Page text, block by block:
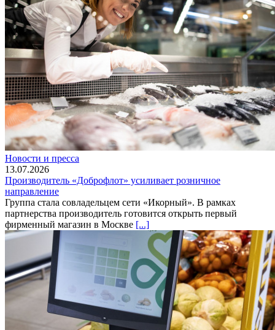
Новости и пресса
13.07.2026
Производитель «Доброфлот» усиливает розничное
направление
Группа стала совладельцем сети «Икорный». В рамках
партнерства производитель готовится открыть первый
фирменный магазин в Москве [...]